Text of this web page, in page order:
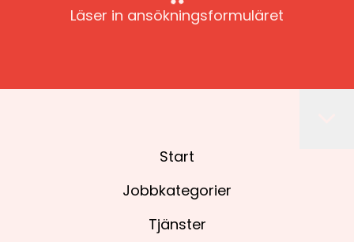
Läser in ansökningsformuläret
Start
Jobbkategorier
Tjänster